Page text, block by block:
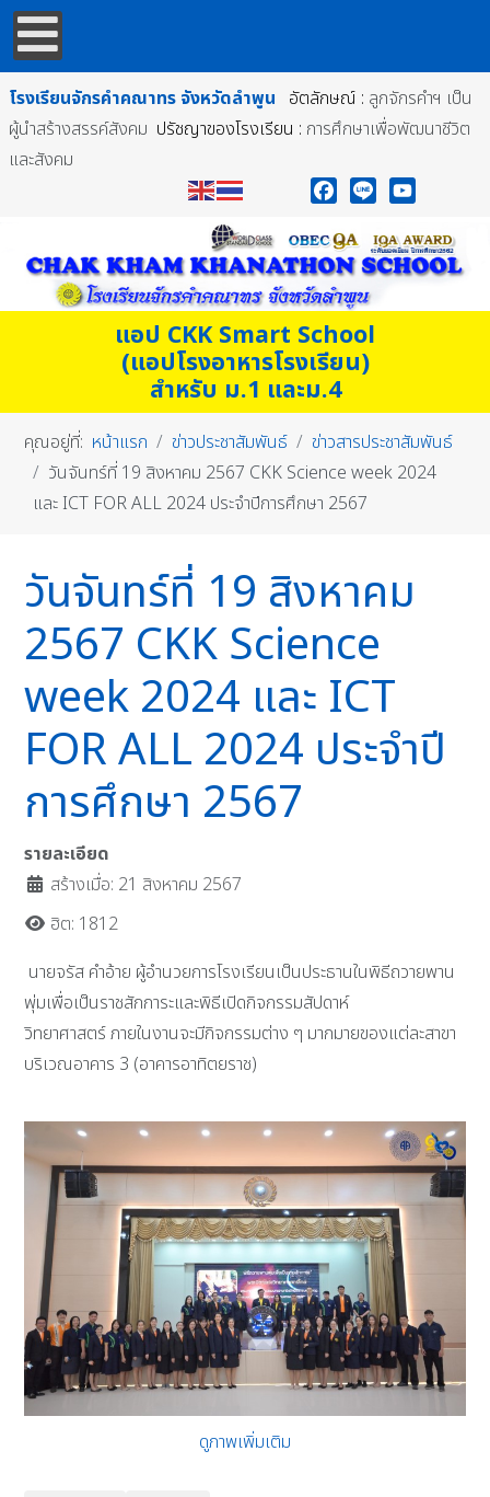
โรงเรียนจักรคำคณาทร จังหวัดลำพูน อัตลักษณ์ : ลูกจักรคำฯ เป็น
ผู้นำสร้างสรรค์สังคม ปรัชญาของโรงเรียน : การศึกษาเพื่อพัฒนาชีวิต
และสังคม
แอป CKK Smart School
(แอปโรงอาหารโรงเรียน)
สำหรับ ม.1 และม.4
คุณอยู่ที่: หน้าแรก ข่าวประชาสัมพันธ์
ข่าวสารประชาสัมพันธ์
วันจันทร์ที่ 19 สิงหาคม 2567 CKK Science week 2024
และ ICT FOR ALL 2024 ประจำปีการศึกษา 2567
วันจันทร์ที่ 19 สิงหาคม
2567 CKK Science
week 2024 และ ICT
FOR ALL 2024 ประจำปี
การศึกษา 2567
รายละเอียด
สร้างเมื่อ: 21 สิงหาคม 2567
ฮิต: 1812
นายจรัส คำอ้าย ผู้อำนวยการโรงเรียนเป็นประธานในพิธีถวายพาน
พุ่มเพื่อเป็นราชสักการะและพิธีเปิดกิจกรรมสัปดาห์
วิทยาศาสตร์ ภายในงานจะมีกิจกรรมต่าง ๆ มากมายของแต่ละสาขา
บริเวณอาคาร 3 (อาคารอาทิตยราช)
ดูภาพเพิ่มเติม